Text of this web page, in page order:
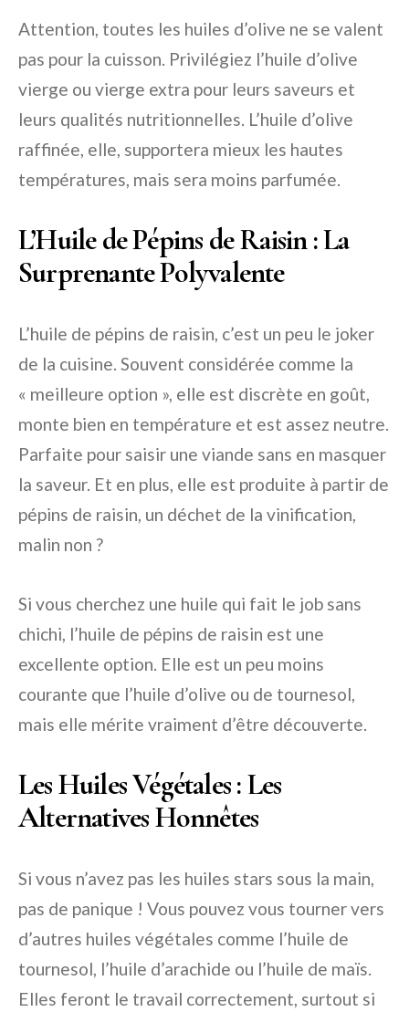
Attention, toutes les huiles d’olive ne se valent
pas pour la cuisson. Privilégiez l’huile d’olive
vierge ou vierge extra pour leurs saveurs et
leurs qualités nutritionnelles. L’huile d’olive
raffinée, elle, supportera mieux les hautes
températures, mais sera moins parfumée.
L’Huile de Pépins de Raisin : La
Surprenante Polyvalente
L’huile de pépins de raisin, c’est un peu le joker
de la cuisine. Souvent considérée comme la
« meilleure option », elle est discrète en goût,
monte bien en température et est assez neutre.
Parfaite pour saisir une viande sans en masquer
la saveur. Et en plus, elle est produite à partir de
pépins de raisin, un déchet de la vinification,
malin non ?
Si vous cherchez une huile qui fait le job sans
chichi, l’huile de pépins de raisin est une
excellente option. Elle est un peu moins
courante que l’huile d’olive ou de tournesol,
mais elle mérite vraiment d’être découverte.
Les Huiles Végétales : Les
Alternatives Honnêtes
Si vous n’avez pas les huiles stars sous la main,
pas de panique ! Vous pouvez vous tourner vers
d’autres huiles végétales comme l’huile de
tournesol, l’huile d’arachide ou l’huile de maïs.
Elles feront le travail correctement, surtout si